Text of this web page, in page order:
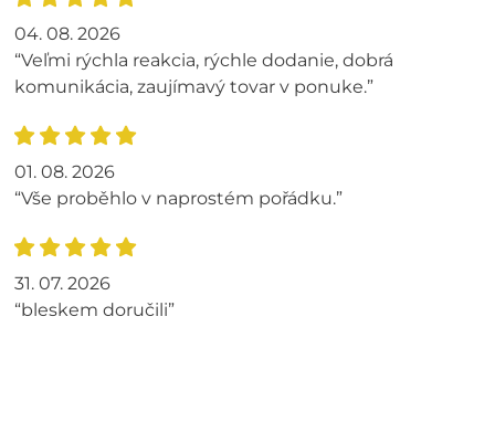
04. 08. 2026
“Veľmi rýchla reakcia, rýchle dodanie, dobrá
komunikácia, zaujímavý tovar v ponuke.”
01. 08. 2026
“Vše proběhlo v naprostém pořádku.”
31. 07. 2026
“bleskem doručili”